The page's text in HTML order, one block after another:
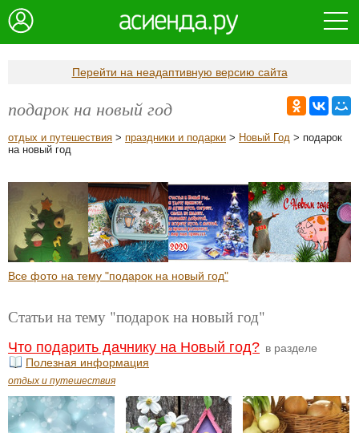
Перейти на неадаптивную версию сайта
подарок на новый год
отдых и путешествия > праздники и подарки > Новый Год > подарок
на новый год
Все фото на тему "подарок на новый год"
Статьи на тему "подарок на новый год"
Что подарить дачнику на Новый год? в разделе
Полезная информация
отдых и путешествия